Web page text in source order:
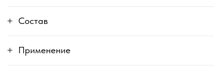
Состав
Применение